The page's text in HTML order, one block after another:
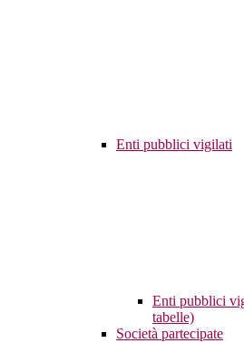
Enti pubblici vigilati
Enti pubblici
tabelle)
Società partecipate